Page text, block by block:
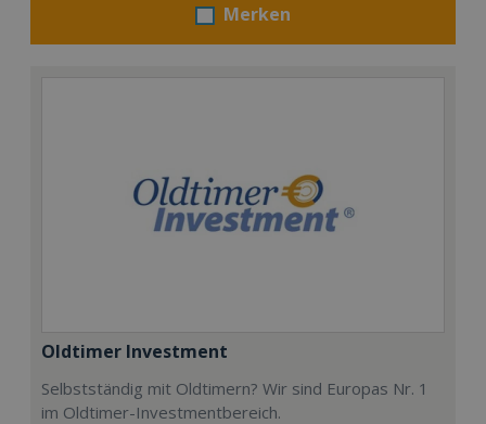
Merken
Oldtimer Investment
Selbstständig mit Oldtimern? Wir sind Europas Nr. 1
im Oldtimer-Investmentbereich.